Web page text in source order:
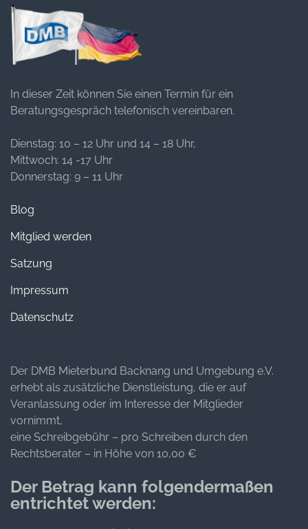
In dieser Zeit können Sie einen Termin für ein
Beratungsgespräch telefonisch vereinbaren.
Dienstag: 10 – 12 Uhr und 14 – 18 Uhr,
Mittwoch: 14 -17 Uhr
Donnerstag: 9 – 11 Uhr
Blog
Mitglied werden
Satzung
Impressum
Datenschutz
Der DMB Mieterbund Backnang und Umgebung e.V.
erhebt als zusätzliche Dienstleistung, die er auf
Veranlassung oder im Interesse der Mitglieder
vornimmt,
eine Schreibgebühr – pro Schreiben durch den
Rechtsberater – in Höhe von 10,00 €
Der Betrag kann folgendermaßen
entrichtet werden: